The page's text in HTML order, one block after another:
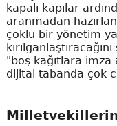
kapalı kapılar
aranmadan
çoklu bir yönetim
"boş kağıtlara
dijital tabanda çok